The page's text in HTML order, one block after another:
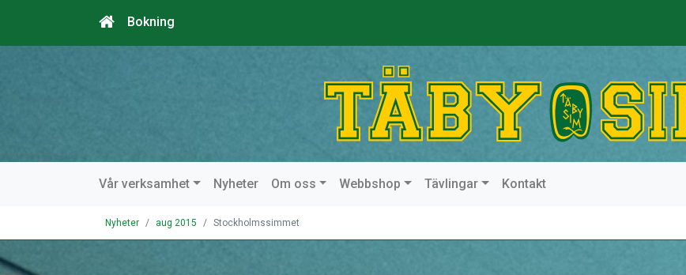
Bokning
Vår verksamhet Nyheter Om oss Webbshop Tävlingar Kontakt
Nyheter aug 2015 Stockholmssimmet